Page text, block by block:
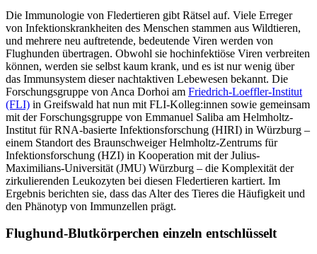
Die Immunologie von Fledertieren gibt Rätsel auf. Viele Erreger
von Infektionskrankheiten des Menschen stammen aus Wildtieren,
und mehrere neu auftretende, bedeutende Viren werden von
Flughunden übertragen. Obwohl sie hochinfektiöse Viren verbreiten
können, werden sie selbst kaum krank, und es ist nur wenig über
das Immunsystem dieser nachtaktiven Lebewesen bekannt. Die
Forschungsgruppe von Anca Dorhoi am Friedrich-Loeffler-Institut
(FLI) in Greifswald hat nun mit FLI-Kolleg:innen sowie gemeinsam
mit der Forschungsgruppe von Emmanuel Saliba am Helmholtz-
Institut für RNA-basierte Infektionsforschung (HIRI) in Würzburg –
einem Standort des Braunschweiger Helmholtz-Zentrums für
Infektionsforschung (HZI) in Kooperation mit der Julius-
Maximilians-Universität (JMU) Würzburg – die Komplexität der
zirkulierenden Leukozyten bei diesen Fledertieren kartiert. Im
Ergebnis berichten sie, dass das Alter des Tieres die Häufigkeit und
den Phänotyp von Immunzellen prägt.
Flughund-Blutkörperchen einzeln entschlüsselt